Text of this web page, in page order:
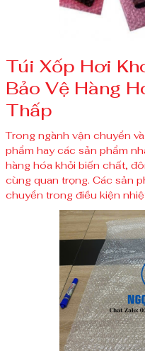
Túi Xốp Hơi
Bảo Vệ Hàng
Thấp
Trong ngành vận chuyển
phẩm hay các sản phẩm
hàng hóa khỏi biến chất,
cùng quan trọng. Các sản
chuyển trong điều kiện